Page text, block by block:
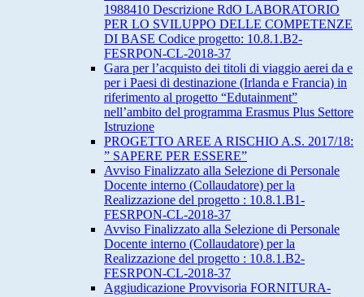
1988410 Descrizione RdO LABORATORIO
PER LO SVILUPPO DELLE COMPETENZE
DI BASE Codice progetto: 10.8.1.B2-
FESRPON-CL-2018-37
Gara per l’acquisto dei titoli di viaggio aerei da e
per i Paesi di destinazione (Irlanda e Francia) in
riferimento al progetto “Edutainment”
nell’ambito del programma Erasmus Plus Settore
Istruzione
PROGETTO AREE A RISCHIO A.S. 2017/18:
” SAPERE PER ESSERE”
Avviso Finalizzato alla Selezione di Personale
Docente interno (Collaudatore) per la
Realizzazione del progetto : 10.8.1.B1-
FESRPON-CL-2018-37
Avviso Finalizzato alla Selezione di Personale
Docente interno (Collaudatore) per la
Realizzazione del progetto : 10.8.1.B2-
FESRPON-CL-2018-37
Aggiudicazione Provvisoria FORNITURA-